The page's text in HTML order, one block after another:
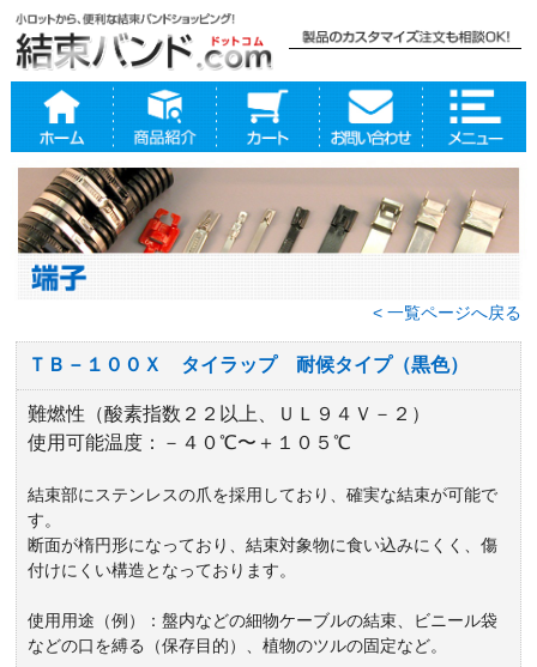
< 一覧ページへ戻る
ＴＢ－１００Ｘ タイラップ 耐候タイプ（黒色）
難燃性（酸素指数２２以上、ＵＬ９４Ｖ－２）
使用可能温度：－４０℃〜＋１０５℃
結束部にステンレスの爪を採用しており、確実な結束が可能で
す。
断面が楕円形になっており、結束対象物に食い込みにくく、傷
付けにくい構造となっております。
使用用途（例）：盤内などの細物ケーブルの結束、ビニール袋
などの口を縛る（保存目的）、植物のツルの固定など。